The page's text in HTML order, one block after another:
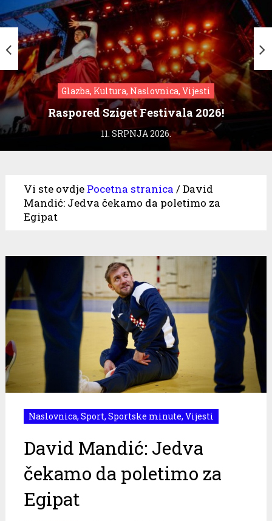
Glazba, Kultura, Naslovnica, Vijesti
Raspored Sziget Festivala 2026!
11. SRPNJA 2026.
Vi ste ovdje Pocetna stranica /David
Mandić: Jedva čekamo da poletimo za
Egipat
Naslovnica, Sport, Sportske minute, Vijesti
David Mandić: Jedva
čekamo da poletimo za
Egipat